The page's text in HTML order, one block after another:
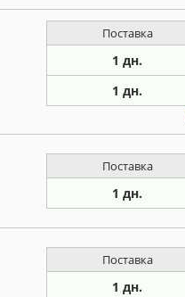
Поставка
1 дн.
1 дн.
Поставка
1 дн.
Поставка
1 дн.